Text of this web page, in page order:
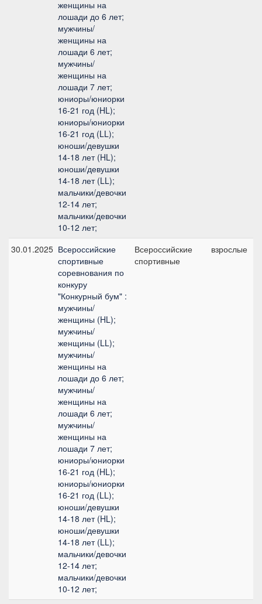
женщины на
лошади до 6 лет;
мужчины/
женщины на
лошади 6 лет;
мужчины/
женщины на
лошади 7 лет;
юниоры/юниорки
16-21 год (HL);
юниоры/юниорки
16-21 год (LL);
юноши/девушки
14-18 лет (HL);
юноши/девушки
14-18 лет (LL);
мальчики/девочки
12-14 лет;
мальчики/девочки
10-12 лет;
30.01.2025 Всероссийские
спортивные
соревнования по
конкуру
"Конкурный бум" :
мужчины/
женщины (HL);
мужчины/
женщины (LL);
мужчины/
женщины на
лошади до 6 лет;
мужчины/
женщины на
лошади 6 лет;
мужчины/
женщины на
лошади 7 лет;
юниоры/юниорки
16-21 год (HL);
юниоры/юниорки
16-21 год (LL);
юноши/девушки
14-18 лет (HL);
юноши/девушки
14-18 лет (LL);
мальчики/девочки
12-14 лет;
мальчики/девочки
10-12 лет;
Всероссийские
спортивные
взрослые